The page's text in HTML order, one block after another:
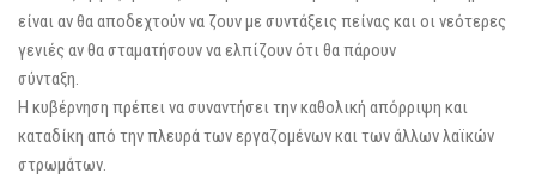
είναι αν θα αποδεχτούν να ζουν με συντάξεις πείνας και οι νεότερες
γενιές αν θα σταματήσουν να ελπίζουν ότι θα πάρουν
σύνταξη.
Η κυβέρνηση πρέπει να συναντήσει την καθολική απόρριψη και
καταδίκη από την πλευρά των εργαζομένων και των άλλων λαϊκών
στρωμάτων.